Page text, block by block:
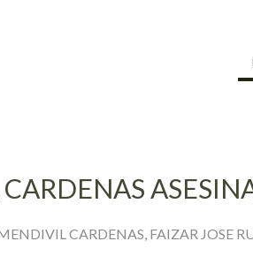
CARDENAS, FAIZAR JOSE